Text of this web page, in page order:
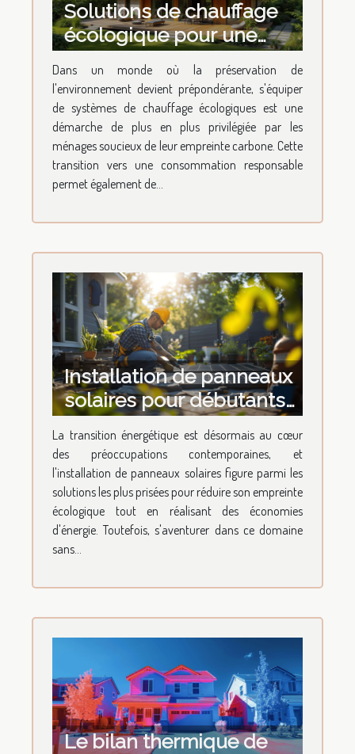
Solutions de chauffage
écologique pour une
maison durable
Transition et économies
Dans un monde où la préservation de
l'environnement devient prépondérante, s'équiper
de systèmes de chauffage écologiques est une
démarche de plus en plus privilégiée par les
ménages soucieux de leur empreinte carbone. Cette
transition vers une consommation responsable
permet également de...
Installation de panneaux
solaires pour débutants
erreurs à éviter et
conseils d'experts
La transition énergétique est désormais au cœur
des préoccupations contemporaines, et
l'installation de panneaux solaires figure parmi les
solutions les plus prisées pour réduire son empreinte
écologique tout en réalisant des économies
d'énergie. Toutefois, s'aventurer dans ce domaine
sans...
Le bilan thermique de